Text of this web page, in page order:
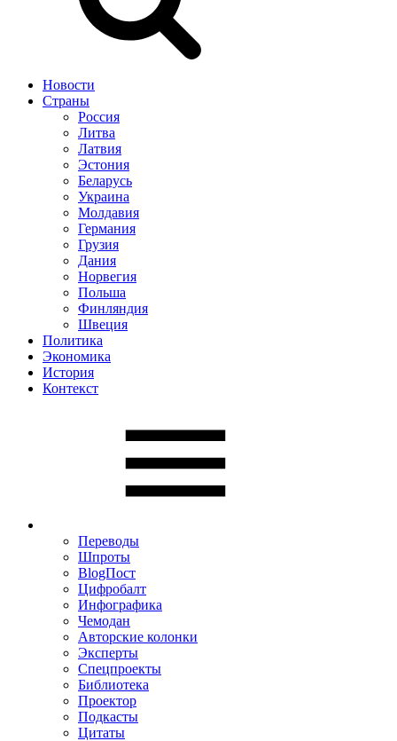
Новости
Страны
Россия
Литва
Латвия
Эстония
Беларусь
Украина
Молдавия
Германия
Грузия
Дания
Норвегия
Польша
Финляндия
Швеция
Политика
Экономика
История
Контекст
Переводы
Шпроты
BlogПост
Цифробалт
Инфографика
Чемодан
Авторские колонки
Эксперты
Спецпроекты
Библиотека
Проектор
Подкасты
Цитаты